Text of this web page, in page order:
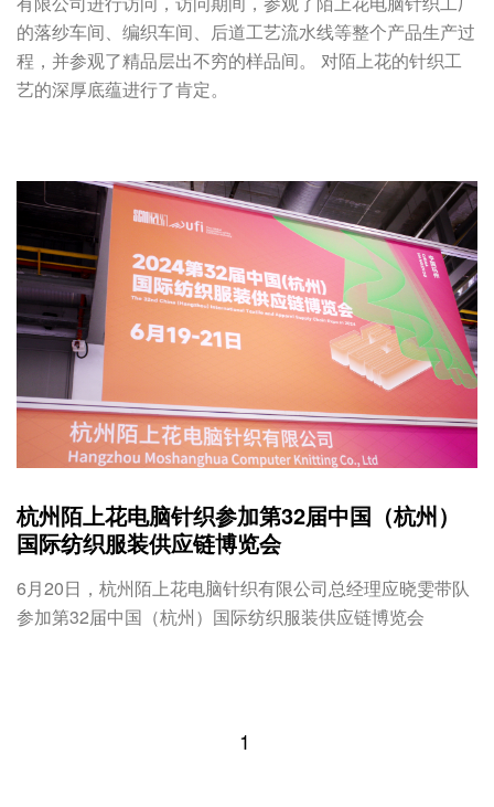
的落纱车间、编织车间、后道工艺流水线等整个产品生产过
程，并参观了精品层出不穷的样品间。 对陌上花的针织工
艺的深厚底蕴进行了肯定。
杭州陌上花电脑针织参加第32届中国（杭州）
国际纺织服装供应链博览会
6月20日，杭州陌上花电脑针织有限公司总经理应晓雯带队
参加第32届中国（杭州）国际纺织服装供应链博览会
1